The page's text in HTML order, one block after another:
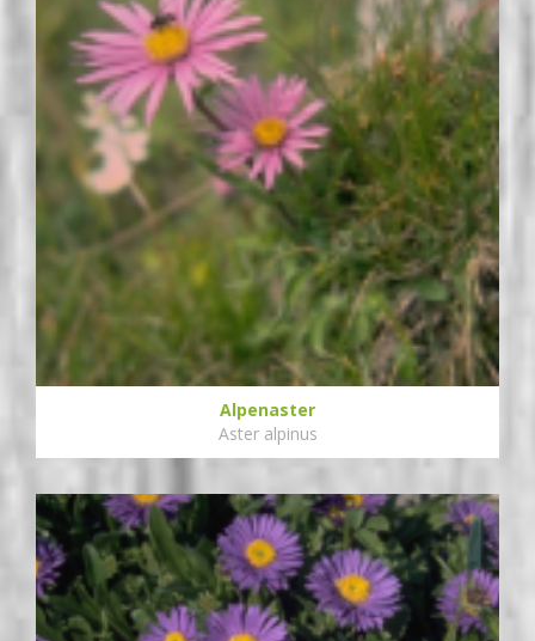
Alpenaster
Aster alpinus